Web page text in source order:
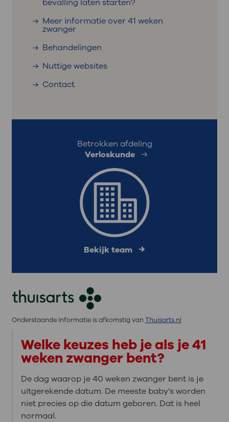
bevalling laten starten?
Meer informatie over 41 weken
zwanger
Behandelingen
Nuttige websites
Contact
Betrokken afdeling
Verloskunde
Bekijk team
Onderstaande informatie is afkomstig van Thuisarts.nl
Welke keuzes heb je als je 41
weken zwanger bent?
De dag waarop je 40 weken zwanger bent is je
uitgerekende datum. De meeste baby’s worden
niet precies op die datum geboren. Dat is heel
normaal.